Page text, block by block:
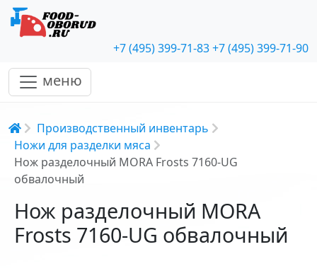
+7 (495) 399-71-83+7 (495) 399-71-90
меню
Строка навигации
Производственный инвентарь
Ножи для разделки мяса
Нож разделочный MORA Frosts 7160-UG
обвалочный
Нож разделочный MORA
Frosts 7160-UG обвалочный